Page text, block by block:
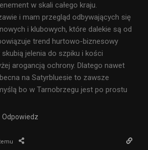
w skali całego kraju.
i mam przegląd odbywających się
i klubowych, które dalekie są od
trend hurtowo-biznesowy
jelenia do szpiku i kości
arogancją ochrony. Dlatego nawet
na Satyrbluesie to zawsze
bo w Tarnobrzegu jest po prostu
Odpowiedz